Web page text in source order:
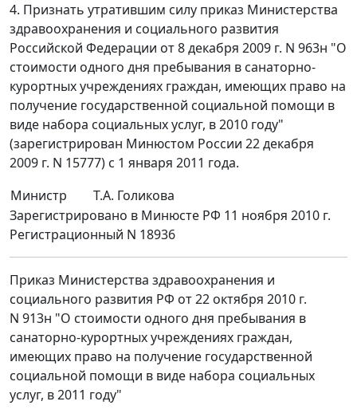
4. Признать утратившим силу приказ Министерства
здравоохранения и социального развития
Российской Федерации от 8 декабря 2009 г. N 963н "О
стоимости одного дня пребывания в санаторно-
курортных учреждениях граждан, имеющих право на
получение государственной социальной помощи в
виде набора социальных услуг, в 2010 году"
(зарегистрирован Минюстом России 22 декабря
2009 г. N 15777) с 1 января 2011 года.
Министр
Т.А. Голикова
Зарегистрировано в Минюсте РФ 11 ноября 2010 г.
Регистрационный N 18936
Приказ Министерства здравоохранения и
социального развития РФ от 22 октября 2010 г.
N 913н "О стоимости одного дня пребывания в
санаторно-курортных учреждениях граждан,
имеющих право на получение государственной
социальной помощи в виде набора социальных
услуг, в 2011 году"